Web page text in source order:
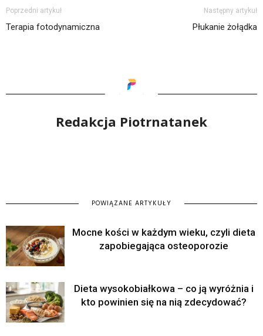
Poprzedni artykuł
Terapia fotodynamiczna
Następny artykuł
Płukanie żołądka
Redakcja Piotrnatanek
POWIĄZANE ARTYKUŁY
Mocne kości w każdym wieku, czyli dieta
zapobiegająca osteoporozie
Dieta wysokobiałkowa – co ją wyróżnia i
kto powinien się na nią zdecydować?